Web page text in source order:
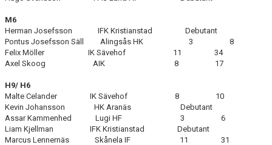
M6
Herman Josefsson IFK Kristianstad Debutant
Pontus Josefsson Säll Alingsås HK 3 8
Felix Möller IK Sävehof 11 34
Axel Skoog AIK 8 17
H9/ H6
Malte Celander IK Sävehof 8 10
Kevin Johansson HK Aranäs Debutant
Assar Kammenhed Lugi HF 3 6
Liam Kjellman IFK Kristianstad Debutant
Marcus Lennernäs Skånela IF 11 31